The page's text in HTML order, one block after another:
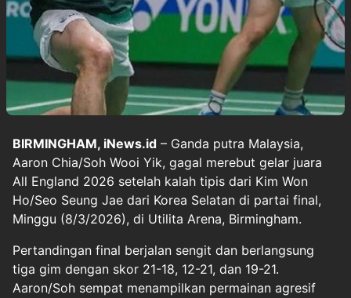
BIRMINGHAM, iNews.id – Ganda putra Malaysia,
Aaron Chia/Soh Wooi Yik, gagal merebut gelar juara
All England 2026 setelah kalah tipis dari Kim Won
Ho/Seo Seung Jae dari Korea Selatan di partai final,
Minggu (8/3/2026), di Utilita Arena, Birmingham.
Pertandingan final berjalan sengit dan berlangsung
tiga gim dengan skor 21-18, 12-21, dan 19-21.
Aaron/Soh sempat menampilkan permainan agresif